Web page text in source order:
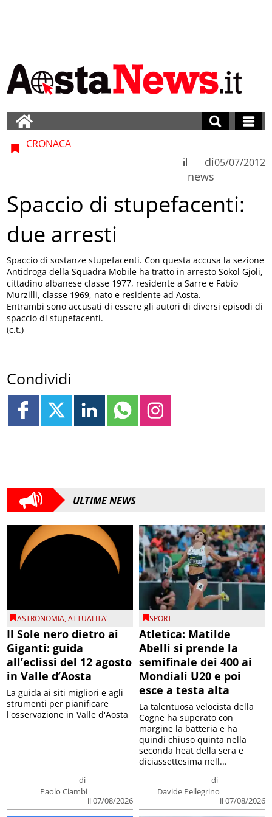
CRONACA
di
news
il 05/07/2012
Spaccio di stupefacenti:
due arresti
Spaccio di sostanze stupefacenti. Con questa accusa la sezione
Antidroga della Squadra Mobile ha tratto in arresto Sokol Gjoli,
cittadino albanese classe 1977, residente a Sarre e Fabio
Murzilli, classe 1969, nato e residente ad Aosta.
Entrambi sono accusati di essere gli autori di diversi episodi di
spaccio di stupefacenti.
(c.t.)
Condividi
ULTIME NEWS
ASTRONOMIA,ATTUALITA'
Il Sole nero dietro ai
Giganti: guida
all’eclissi del 12 agosto
in Valle d’Aosta
di
Paolo Ciambi
il 07/08/2026
La guida ai siti migliori e agli
strumenti per pianificare
l'osservazione in Valle d'Aosta
SPORT
Atletica: Matilde
Abelli si prende la
semifinale dei 400 ai
Mondiali U20 e poi
esce a testa alta
di
Davide Pellegrino
il 07/08/2026
La talentuosa velocista della
Cogne ha superato con
margine la batteria e ha
quindi chiuso quinta nella
seconda heat della sera e
diciassettesima nell...